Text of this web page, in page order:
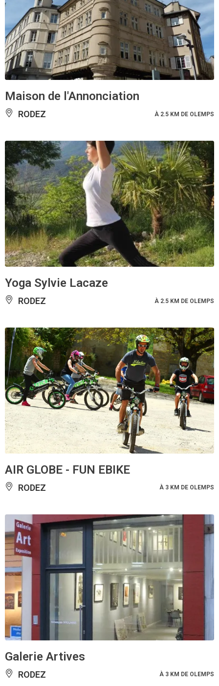
Maison de l'Annonciation
RODEZ À 2.5 KM DE OLEMPS
Yoga Sylvie Lacaze
RODEZ À 2.5 KM DE OLEMPS
AIR GLOBE - FUN EBIKE
RODEZ À 3 KM DE OLEMPS
Galerie Artives
RODEZ À 3 KM DE OLEMPS